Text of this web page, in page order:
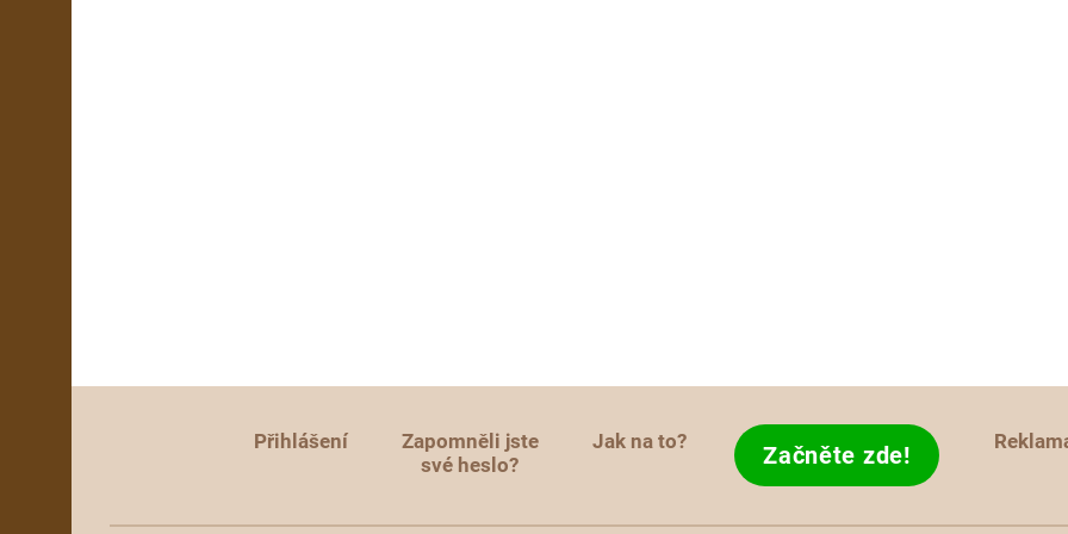
Přihlášení
Zapomněli jste
své heslo?
Jak na to? Začněte zde!